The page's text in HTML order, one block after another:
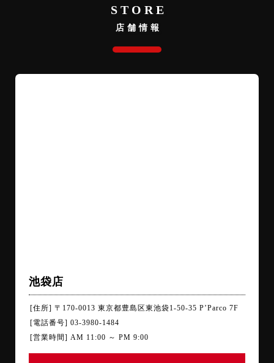
STORE
店舗情報
池袋店
[住所] 〒170-0013 東京都豊島区東池袋1-50-35 P’Parco 7F
[電話番号] 03-3980-1484
[営業時間] AM 11:00 ～ PM 9:00